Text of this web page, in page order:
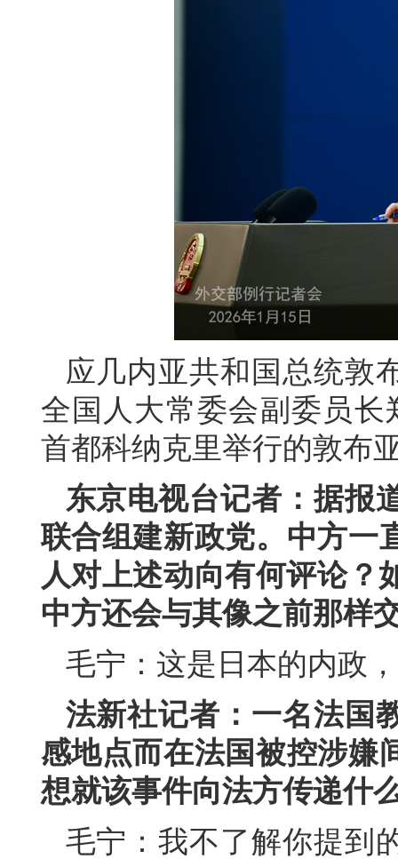
应几内亚共和国总统敦
全国人大常委会副委员
首都科纳克里举行的敦布
东京电视台记者：据报
联合组建新政党。中方一
人对上述动向有何评论？
中方还会与其像之前那样
毛宁：这是日本的内政
法新社记者：一名法国
感地点而在法国被控涉嫌
想就该事件向法方传递什
毛宁：我不了解你提到